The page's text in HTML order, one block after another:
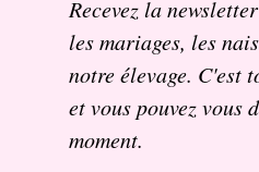
Recevez la
les mariages, les
notre élevage. C'est
et vous pouvez vous
moment.